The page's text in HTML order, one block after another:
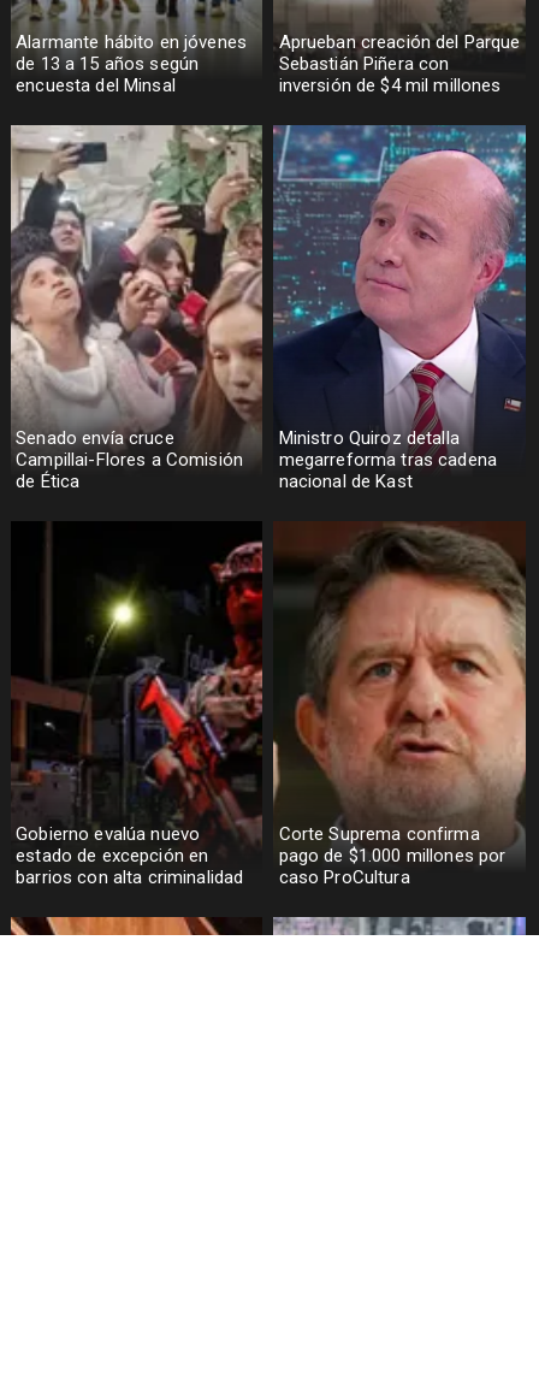
Alarmante hábito en jóvenes
de 13 a 15 años según
encuesta del Minsal
Aprueban creación del Parque
Sebastián Piñera con
inversión de $4 mil millones
Senado envía cruce
Campillai-Flores a Comisión
de Ética
Ministro Quiroz detalla
megarreforma tras cadena
nacional de Kast
Gobierno evalúa nuevo
estado de excepción en
barrios con alta criminalidad
Corte Suprema confirma
pago de $1.000 millones por
caso ProCultura